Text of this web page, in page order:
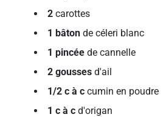
2carottes
1 bâton de céleri blanc
1 pincée de cannelle
2 gousses d'ail
1/2 c à c cumin en poudre
1 c à c d'origan